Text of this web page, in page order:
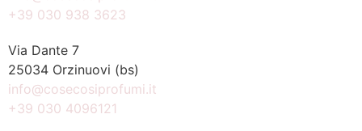
+39 030 938 3623
Via Dante 7
25034 Orzinuovi (bs)
info@cosecosiprofumi.it
+39 030 4096121